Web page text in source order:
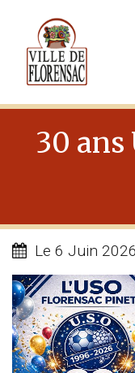
30 ans
Le 6 Juin 2026